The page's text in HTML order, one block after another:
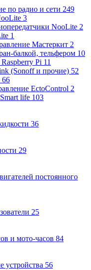
по радио и сети 249
3
NooLite 2
1
Мастеркит 2
балкой, тельфером 10
Pi 11
(Sonoff и прочие) 52
66
EctoControl 2
life 103
36
29
постоянного
25
и мото-часов 84
устройства 56